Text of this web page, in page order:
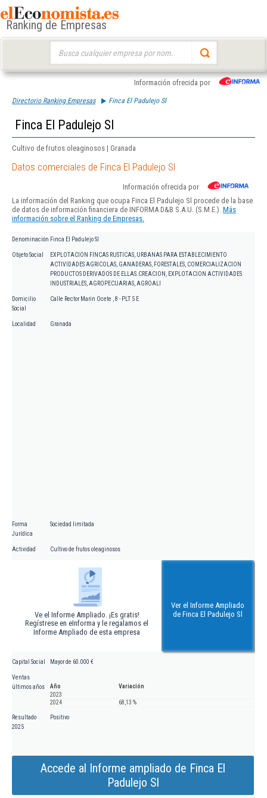
Ranking de Empresas
Información ofrecida por
Directorio Ranking Empresas Finca El Padulejo Sl
Finca El Padulejo Sl
Cultivo de frutos oleaginosos | Granada
Datos comerciales de Finca El Padulejo Sl
Información ofrecida por
La información del Ranking que ocupa Finca El Padulejo Sl procede de la base
de datos de información financiera de INFORMA D&B S.A.U. (S.M.E.). Más
información sobre el Ranking de Empresas.
Denominación Finca El Padulejo Sl
Objeto Social
EXPLOTACION FINCAS RUSTICAS, URBANAS PARA ESTABLECIMIENTO
ACTIVIDADES AGRICOLAS, GANADERAS, FORESTALES, COMERCIALIZACION
PRODUCTOS DERIVADOS DE ELLAS.CREACION, EXPLOTACION ACTIVIDADES
INDUSTRIALES, AGROPECUARIAS, AGROALI
Domicilio
Social
Calle Rector Marin Ocete , 8 - PLT 5 E
Localidad Granada
Forma
Jurídica
Sociedad limitada
Actividad Cultivo de frutos oleaginosos
Ve el Informe Ampliado. ¡Es gratis!
Regístrese en eInforma y le regalamos el
Informe Ampliado de esta empresa
Ver el Informe Ampliado
de Finca El Padulejo Sl
Capital Social Mayor de 60.000 €
Ventas
últimos años
Año
Variación
2023
2024
68,13 %
Resultado
2025
Positivo
Accede al Informe ampliado de Finca El
Padulejo Sl